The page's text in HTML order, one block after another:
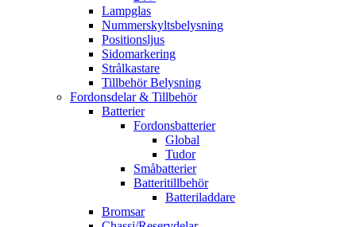
Lampglas
Nummerskyltsbelysning
Positionsljus
Sidomarkering
Strålkastare
Tillbehör Belysning
Fordonsdelar & Tillbehör
Batterier
Fordonsbatterier
Global
Tudor
Småbatterier
Batteritillbehör
Batteriladdare
Bromsar